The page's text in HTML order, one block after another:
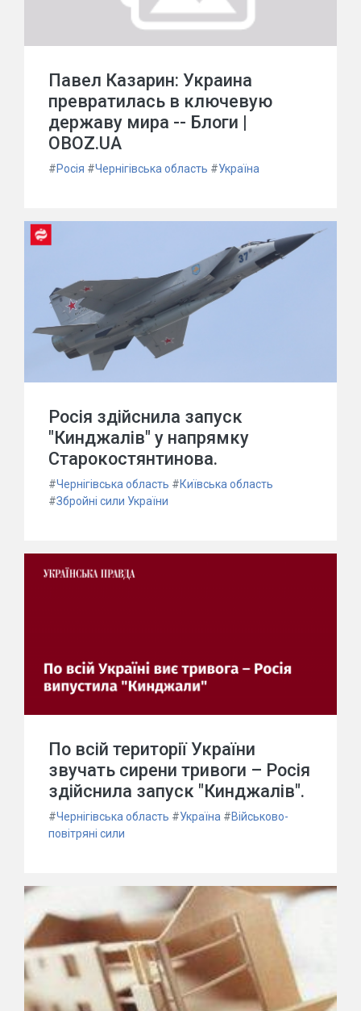
Павел Казарин: Украина
превратилась в ключевую
державу мира -- Блоги |
OBOZ.UA
#Росія #Чернігівська область #Україна
Росія здійснила запуск
"Кинджалів" у напрямку
Старокостянтинова.
#Чернігівська область #Київська область
#Збройні сили України
По всій території України
звучать сирени тривоги – Росія
здійснила запуск "Кинджалів".
#Чернігівська область #Україна #Військово-
повітряні сили